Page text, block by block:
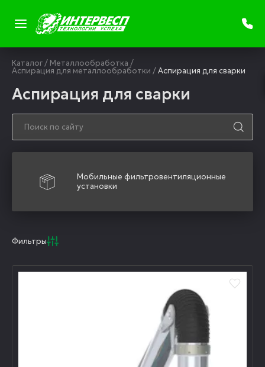
Каталог/ Металлообработка /
Аспирация для металлообработки /Аспирация для сварки
Аспирация для сварки
Мобильные фильтровентиляционные
установки
Фильтры